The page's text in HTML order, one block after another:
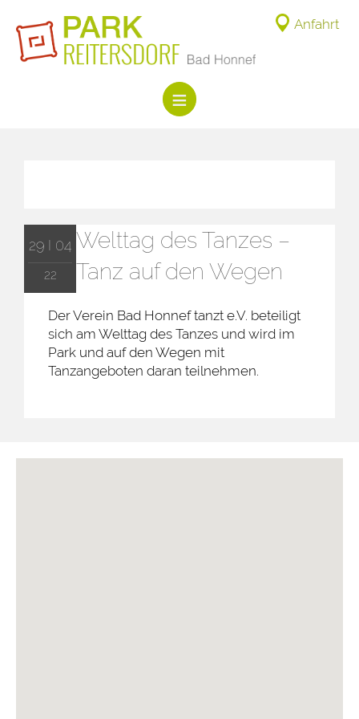
Anfahrt
29 I 04
22
Welttag des Tanzes –
Tanz auf den Wegen
Der Verein Bad Honnef tanzt e.V. beteiligt
sich am Welttag des Tanzes und wird im
Park und auf den Wegen mit
Tanzangeboten daran teilnehmen.